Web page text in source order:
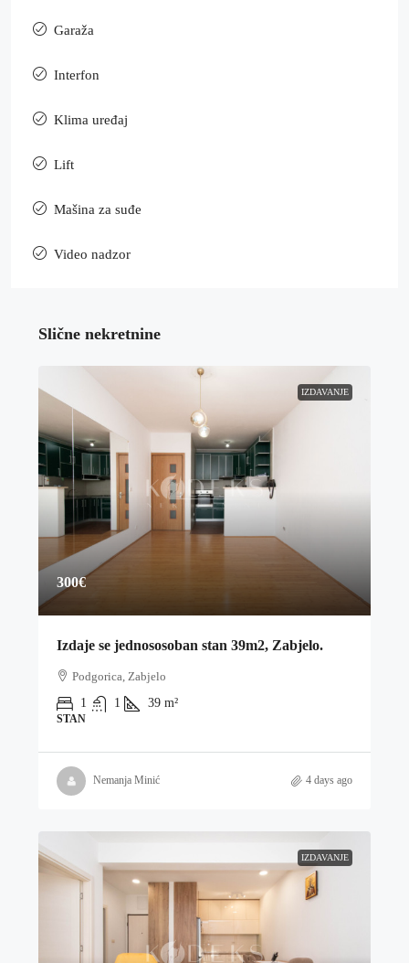
Garaža
Interfon
Klima uređaj
Lift
Mašina za suđe
Video nadzor
Slične nekretnine
IZDAVANJE
300€
Izdaje se jednososoban stan 39m2, Zabjelo.
Podgorica, Zabjelo
1
1 39 m²
STAN
Nemanja Minić 4 days ago
IZDAVANJE